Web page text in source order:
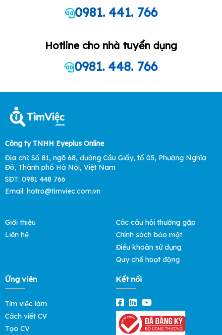
0981. 441. 766
Hotline cho nhà tuyển dụng
0981. 448. 766
Công ty TNHH Eyeplus Online
Địa chỉ: Số 81, ngõ 68, đường Cầu Giấy, tổ 05, Phường Nghĩa
Đô, Thành phố Hà Nội, Việt Nam
SĐT: 0981 448 766
Email: hotro@timviec.com.vn
Giới thiệu
Liên hệ
Các câu hỏi thường gặp
Chính sách bảo mật
Điều khoản sử dụng
Quy chế hoạt động
Ứng viên
Tìm việc làm
Cách viết CV
Tạo CV
Kết nối